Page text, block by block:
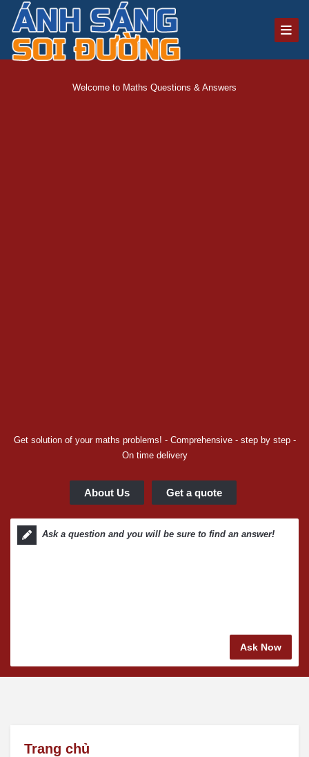
Welcome to Maths Questions & Answers
Get solution of your maths problems! - Comprehensive - step by step -
On time delivery
About Us Get a quote
Ask Now
Trang chủ